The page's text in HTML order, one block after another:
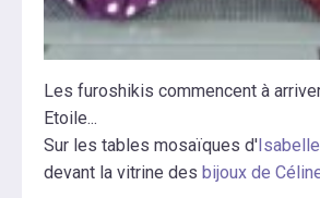
Les furoshikis commencent à
Etoile...
Sur les tables mosaïques d'
devant la vitrine des bijoux de